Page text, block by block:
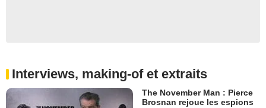
Interviews, making-of et extraits
The November Man : Pierce
Brosnan rejoue les espions